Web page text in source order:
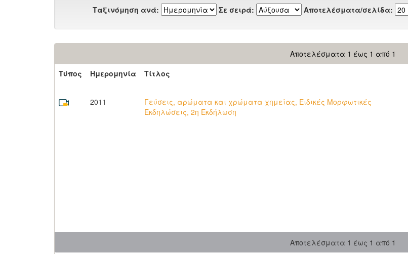
Ταξινόμηση ανά: Σε σειρά: Αποτελέσματα/σελίδα:
Αποτελέσματα 1 έως 1 από 1
Τύπος
Ημερομηνία Τίτλος
2011
Γεύσεις, αρώματα και χρώματα χημείας, Ειδικές Μορφωτικές
Εκδηλώσεις, 2η Εκδήλωση
Αποτελέσματα 1 έως 1 από 1